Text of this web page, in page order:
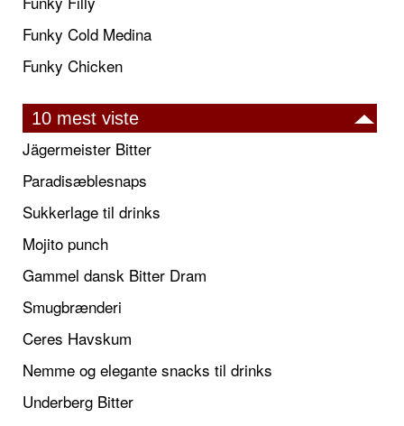
Funky Cold Medina
Funky Chicken
10 mest viste
Jägermeister Bitter
Paradisæblesnaps
Sukkerlage til drinks
Mojito punch
Gammel dansk Bitter Dram
Smugbrænderi
Ceres Havskum
Nemme og elegante snacks til drinks
Underberg Bitter